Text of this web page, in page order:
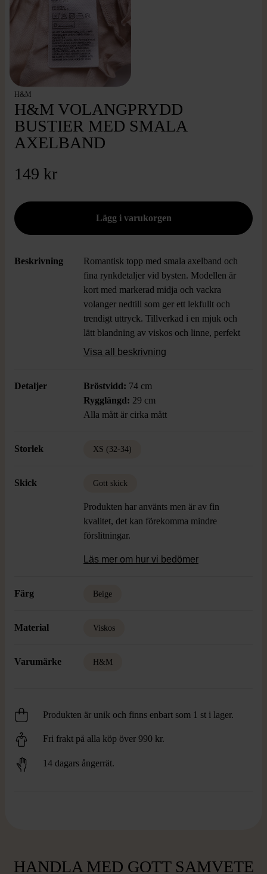
H&M
H&M VOLANGPRYDD
BUSTIER MED SMALA
AXELBAND
149 kr
Beskrivning
Romantisk topp med smala axelband och
fina rynkdetaljer vid bysten. Modellen är
kort med markerad midja och vackra
volanger nedtill som ger ett lekfullt och
trendigt uttryck. Tillverkad i en mjuk och
lätt blandning av viskos och linne, perfekt
för en avslappnad och stylish look.
Visa all beskrivning
Detaljer Bröstvidd: 74 cm
Rygglängd: 29 cm
Alla mått är cirka mått
Storlek XS (32-34)
Skick Gott skick
Produkten har använts men är av fin
kvalitet, det kan förekomma mindre
förslitningar.
Läs mer om hur vi bedömer
Färg Beige
Material Viskos
Varumärke H&M
Produkten är unik och finns enbart som 1 st i lager.
Fri frakt på alla köp över 990 kr.
14 dagars ångerrät.
HANDLA MED GOTT SAMVETE